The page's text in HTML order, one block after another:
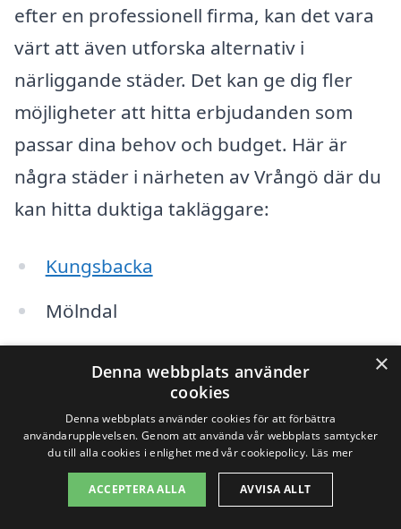
efter en professionell firma, kan det vara
värt att även utforska alternativ i
närliggande städer. Det kan ge dig fler
möjligheter att hitta erbjudanden som
passar dina behov och budget. Här är
några städer i närheten av Vrångö där du
kan hitta duktiga takläggare:
Kungsbacka
Mölndal
Lerum
Stenungsund
×
Denna webbplats använder
cookies
Denna webbplats använder cookies för att förbättra
användarupplevelsen. Genom att använda vår webbplats samtycker
du till alla cookies i enlighet med vår cookiepolicy. Läs mer
ACCEPTERA ALLA AVVISA ALLT